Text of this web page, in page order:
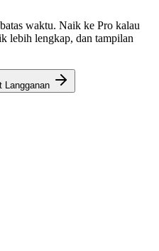
waktu. Naik ke Pro kalau
lebih lengkap, dan tampilan
Langganan